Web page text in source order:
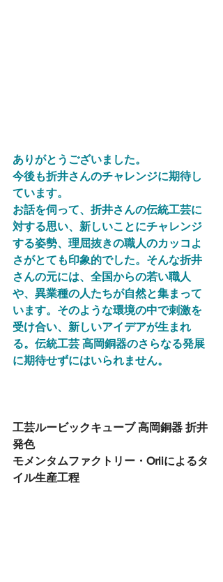
ありがとうございました。
今後も折井さんのチャレンジに期待し
ています。
お話を伺って、折井さんの伝統工芸に
対する思い、新しいことにチャレンジ
する姿勢、理屈抜きの職人のカッコよ
さがとても印象的でした。そんな折井
さんの元には、全国からの若い職人
や、異業種の人たちが自然と集まって
います。そのような環境の中で刺激を
受け合い、新しいアイデアが生まれ
る。伝統工芸 高岡銅器のさらなる発展
に期待せずにはいられません。
工芸ルービックキューブ 高岡銅器 折井
発色
モメンタムファクトリー・Oriiによるタ
イル生産工程